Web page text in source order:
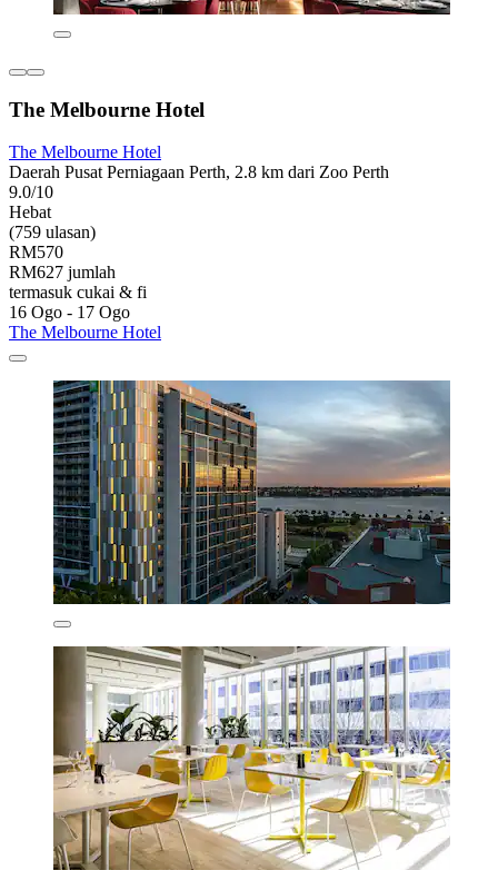
The Melbourne Hotel
The Melbourne Hotel
Daerah Pusat Perniagaan Perth, 2.8 km dari Zoo Perth
9.0/10
Hebat
(759 ulasan)
RM570
RM627 jumlah
termasuk cukai & fi
16 Ogo - 17 Ogo
The Melbourne Hotel